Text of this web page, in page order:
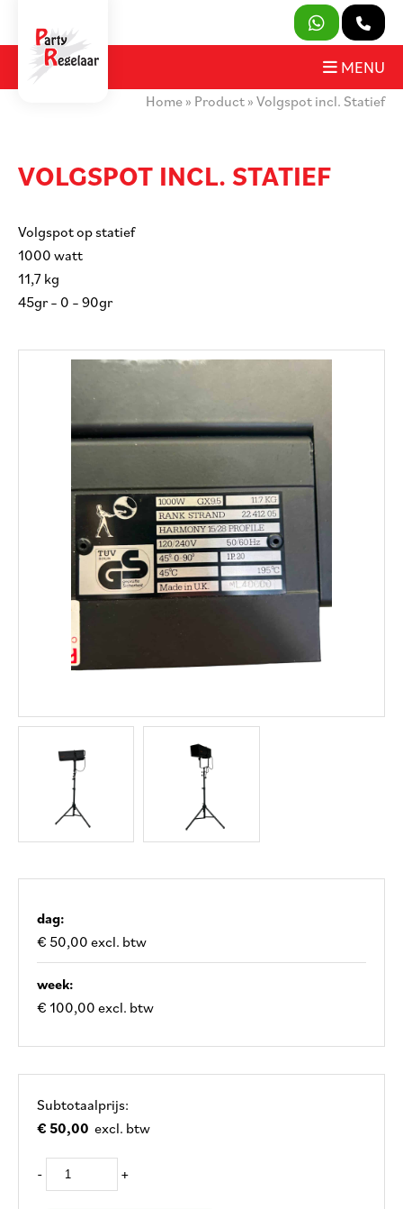
SLUITEN
OVER ONS
PARTY REGELAAR
MENU
Home » Product » Volgspot incl. Statief
VOLGSPOT INCL. STATIEF
Volgspot op statief
1000 watt
11,7 kg
45gr – 0 – 90gr
dag:
€ 50,00 excl. btw
week:
€ 100,00 excl. btw
Subtotaalprijs:
€ 50,00 excl. btw
- +